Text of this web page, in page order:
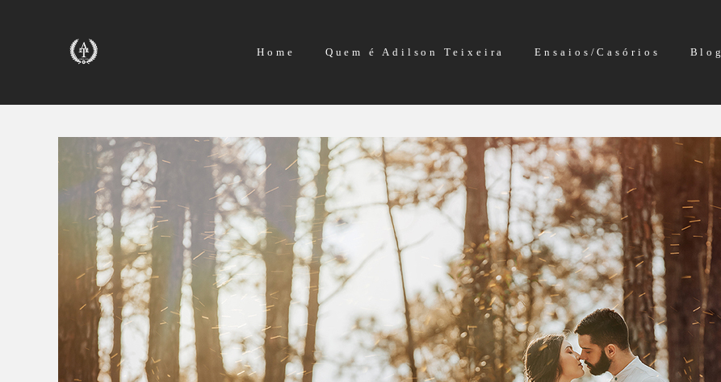
Home Quem é Adilson Teixeira Ensaios/Casórios Blog